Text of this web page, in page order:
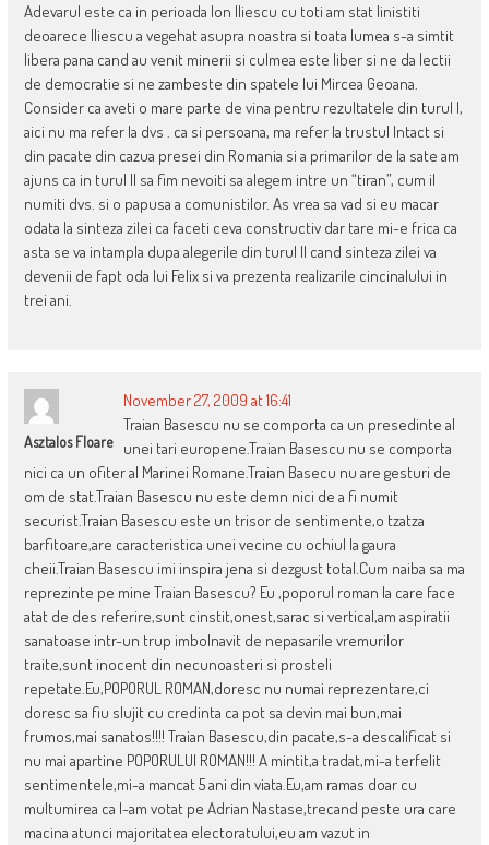
Adevarul este ca in perioada Ion Iliescu cu toti am stat linistiti
deoarece Iliescu a vegehat asupra noastra si toata lumea s-a simtit
libera pana cand au venit minerii si culmea este liber si ne da lectii
de democratie si ne zambeste din spatele lui Mircea Geoana.
Consider ca aveti o mare parte de vina pentru rezultatele din turul I,
aici nu ma refer la dvs . ca si persoana, ma refer la trustul Intact si
din pacate din cazua presei din Romania si a primarilor de la sate am
ajuns ca in turul II sa fim nevoiti sa alegem intre un “tiran”, cum il
numiti dvs. si o papusa a comunistilor. As vrea sa vad si eu macar
odata la sinteza zilei ca faceti ceva constructiv dar tare mi-e frica ca
asta se va intampla dupa alegerile din turul II cand sinteza zilei va
devenii de fapt oda lui Felix si va prezenta realizarile cincinalului in
trei ani.
Asztalos Floare
November 27, 2009 at 16:41
Traian Basescu nu se comporta ca un presedinte al
unei tari europene.Traian Basescu nu se comporta
nici ca un ofiter al Marinei Romane.Traian Basecu nu are gesturi de
om de stat.Traian Basescu nu este demn nici de a fi numit
securist.Traian Basescu este un trisor de sentimente,o tzatza
barfitoare,are caracteristica unei vecine cu ochiul la gaura
cheii.Traian Basescu imi inspira jena si dezgust total.Cum naiba sa ma
reprezinte pe mine Traian Basescu? Eu ,poporul roman la care face
atat de des referire,sunt cinstit,onest,sarac si vertical,am aspiratii
sanatoase intr-un trup imbolnavit de nepasarile vremurilor
traite,sunt inocent din necunoasteri si prosteli
repetate.Eu,POPORUL ROMAN,doresc nu numai reprezentare,ci
doresc sa fiu slujit cu credinta ca pot sa devin mai bun,mai
frumos,mai sanatos!!!! Traian Basescu,din pacate,s-a descalificat si
nu mai apartine POPORULUI ROMAN!!! A mintit,a tradat,mi-a terfelit
sentimentele,mi-a mancat 5 ani din viata.Eu,am ramas doar cu
multumirea ca l-am votat pe Adrian Nastase,trecand peste ura care
macina atunci majoritatea electoratului,eu am vazut in